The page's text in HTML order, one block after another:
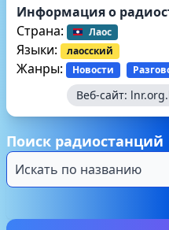
Информация о
Страна:
Лаос
Языки: лаосский
Жанры: Новости
Веб-сайт:
Поиск радиостанций